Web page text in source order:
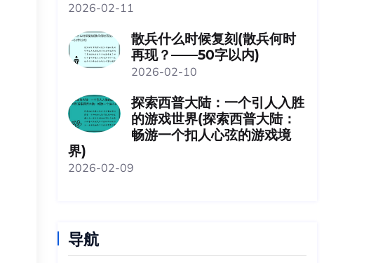
2026-02-11
散兵什么时候复刻(散兵何时
再现？——50字以内)
2026-02-10
探索西普大陆：一个引人入胜
的游戏世界(探索西普大陆：
畅游一个扣人心弦的游戏境
界)
2026-02-09
导航